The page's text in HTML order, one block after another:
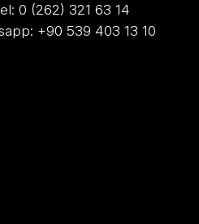
0 (262) 321 63 14
+90 539 403 13 10